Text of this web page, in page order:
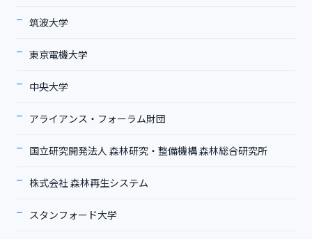
筑波大学
東京電機大学
中央大学
アライアンス・フォーラム財団
国立研究開発法人 森林研究・整備機構 森林総合研究所
株式会社 森林再生システム
スタンフォード大学